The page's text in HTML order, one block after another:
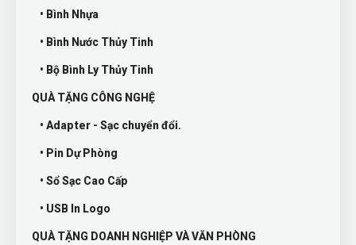
• Bình Nhựa
• Bình Nước Thủy Tinh
• Bộ Bình Ly Thủy Tinh
QUÀ TẶNG CÔNG NGHỆ
• Adapter - Sạc chuyển đổi.
• Pin Dự Phòng
• Sổ Sạc Cao Cấp
• USB In Logo
QUÀ TẶNG DOANH NGHIỆP VÀ VĂN PHÒNG